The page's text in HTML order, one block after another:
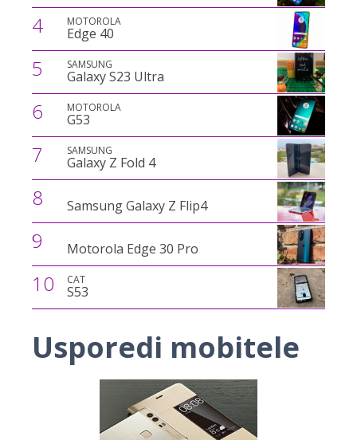
4 MOTOROLA
Edge 40
5 SAMSUNG
Galaxy S23 Ultra
6 MOTOROLA
G53
7 SAMSUNG
Galaxy Z Fold 4
8 Samsung Galaxy Z Flip4
9 Motorola Edge 30 Pro
10 CAT
S53
Usporedi mobitele